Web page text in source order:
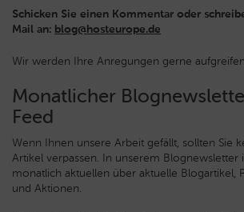
Schicken Sie einen Kommentar oder
Mail an: blog@hosteurope.de
Wir werden Ihre Anregungen gerne
Monatlicher
Feed
Wenn Ihnen unsere Arbeit gefällt, sollten Sie
Artikel verpassen. In unserem Blognewsletter
monatlich aktuellen über aktuelle Blogartikel,
und Aktionen.